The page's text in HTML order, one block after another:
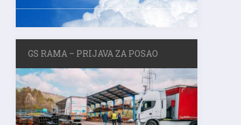
GS RAMA – PRIJAVA ZA POSAO